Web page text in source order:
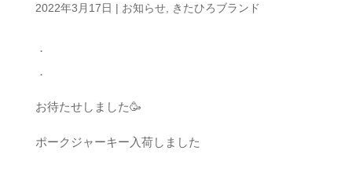
2022年3月17日 | お知らせ, きたひろブランド
．
．
お待たせしました🥳
ポークジャーキー入荷しました️